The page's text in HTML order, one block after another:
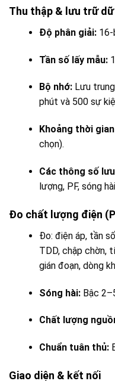
Thu thập & lưu trữ dữ
Độ phân giải:16-
Tần số lấy mẫu:
Bộ nhớ:Lưu trung
phút và 500 sự
Khoảng thời
chọn).
Các thông số
lượng, PF, sóng
Đo chất lượng điện
Đo: điện áp, tần
TDD, chập chờn,
gián đoạn, dòng
Sóng hài:Bậc
Chất lượng
Chuẩn tuân thủ:
Giao diện & kết nối